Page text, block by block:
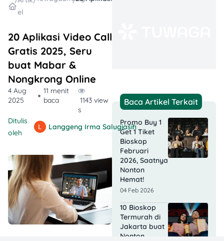
el
20 Aplikasi Video Call
Gratis 2025, Seru
buat Mabar &
Nongkrong Online
4 Aug
2025
11 menit
baca
1143 view
s
Ditulis
oleh
Langgeng Irma Salugiasih
Baca Artikel Terkait
Promo Buy 1
Get 1 Tiket
Bioskop
Februari
2026, Saatnya
Nonton
Hemat!
04 Feb 2026
10 Bioskop
Termurah di
Jakarta buat
Nonton